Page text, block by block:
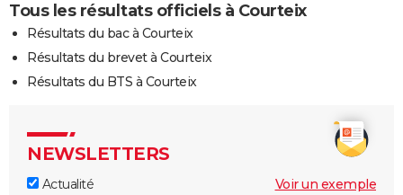
Tous les résultats officiels à Courteix
Résultats du bac à Courteix
Résultats du brevet à Courteix
Résultats du BTS à Courteix
NEWSLETTERS
Actualité
Voir un exemple